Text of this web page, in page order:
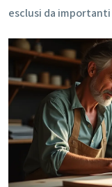
esclusi da